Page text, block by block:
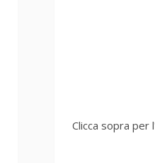
Clicca sopra per